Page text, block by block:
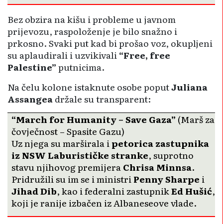
Bez obzira na kišu i probleme u javnom
prijevozu, raspoloženje je bilo snažno i
prkosno. Svaki put kad bi prošao voz, okupljeni
su aplaudirali i uzvikivali “Free, free
Palestine”putnicima.
Na čelu kolone istaknute osobe poputJuliana
Assangeadržale su transparent:
“March for Humanity – Save Gaza” (Marš za
čovječnost – Spasite Gazu)
Uz njega su marširala i petorica zastupnika
iz NSW Laburističke stranke, suprotno
stavu njihovog premijera Chrisa Minnsa.
Pridružili su im se i ministri Penny Sharpe i
Jihad Dib, kao i federalni zastupnikEd Hušić,
koji je ranije izbačen iz Albaneseove vlade.